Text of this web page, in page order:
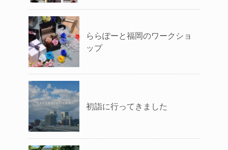
ららぽーと福岡のワークショ
ップ
初詣に行ってきました